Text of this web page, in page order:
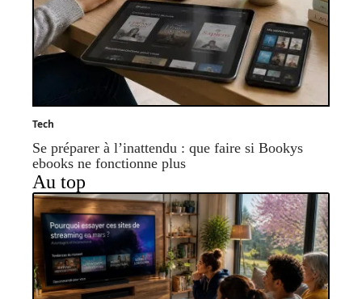
Tech
Se préparer à l’inattendu : que faire si Bookys
ebooks ne fonctionne plus
Au top